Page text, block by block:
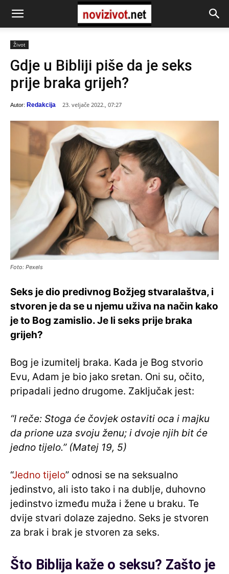
Život
Gdje u Bibliji piše da je seks
prije braka grijeh?
Autor: Redakcija 23. veljače 2022., 07:27
Foto: Pexels
Seks je dio predivnog Božjeg stvaralaštva, i
stvoren je da se u njemu uživa na način kako
je to Bog zamislio. Je li seks prije braka
grijeh?
Bog je izumitelj braka. Kada je Bog stvorio
Evu, Adam je bio jako sretan. Oni su, očito,
pripadali jedno drugome. Zaključak jest:
“I reče: Stoga će čovjek ostaviti oca i majku
da prione uza svoju ženu; i dvoje njih bit će
jedno tijelo.” (Matej 19, 5)
“Jedno tijelo” odnosi se na seksualno
jedinstvo, ali isto tako i na dublje, duhovno
jedinstvo između muža i žene u braku. Te
dvije stvari dolaze zajedno. Seks je stvoren
za brak i brak je stvoren za seks.
Što Biblija kaže o seksu? Zašto je